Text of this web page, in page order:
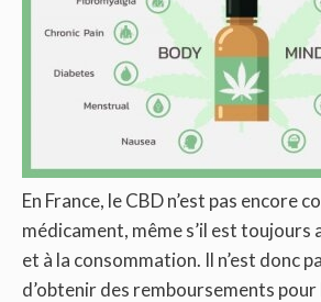
En France, le CBD n’est pas encore
médicament, même s’il est toujours
et à la consommation. Il n’est donc
d’obtenir des remboursements pour